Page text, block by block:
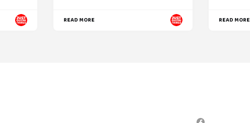
READ MORE READ MORE